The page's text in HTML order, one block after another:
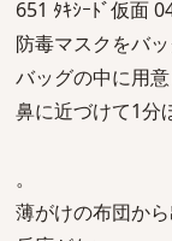
651 ﾀｷｼｰﾄﾞ仮面
防毒マスクをバッ
バッグの中に用
鼻に近づけて1分
。
薄がけの布団から